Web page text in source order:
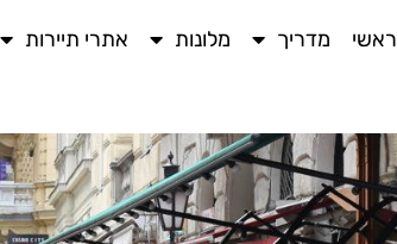
ראשי מדריך מלונות אתרי תיירות